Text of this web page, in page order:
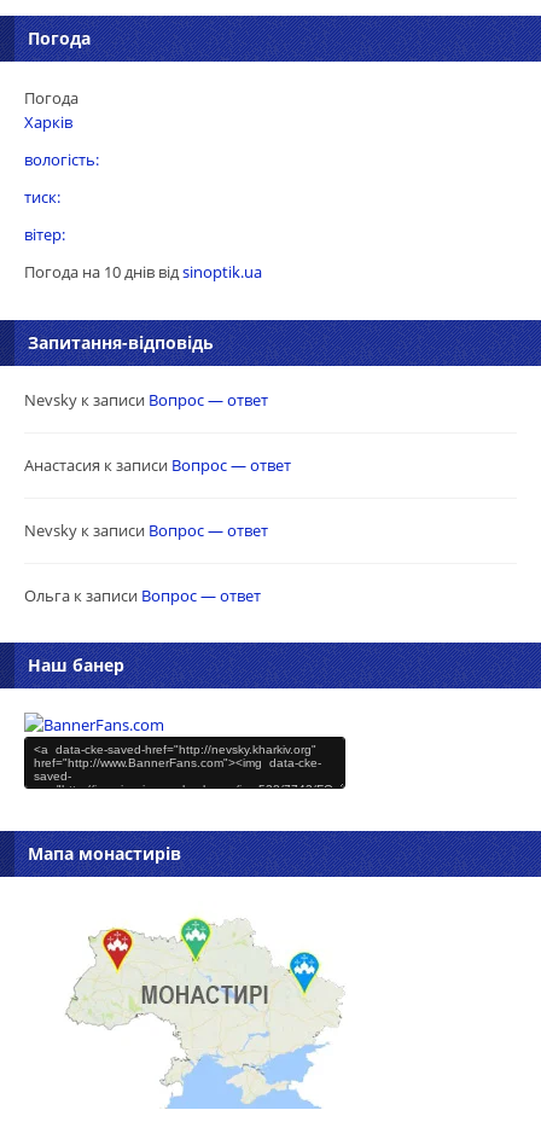
Погода
Погода
Харків
вологість:
тиск:
вітер:
Погода на 10 днів відsinoptik.ua
Запитання-відповідь
Nevsky к записи Вопрос — ответ
Анастасия к записи Вопрос — ответ
Nevsky к записи Вопрос — ответ
Ольга к записи Вопрос — ответ
Наш банер
Мапа монастирів